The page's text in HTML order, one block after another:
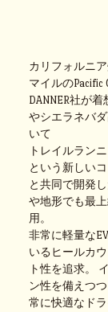
カリフォルニ
マイルのPacific
DANNER社が
やシエラネバ
いて
トレイルラン
という新しい
と共同で開発
や地形でも最
用。
非常に軽量な
いるヒールカ
ト性を追求。
ン性を備えつつ
常に快適なド